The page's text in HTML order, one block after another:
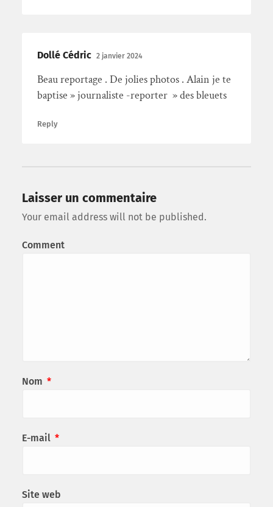
Dollé Cédric 2 janvier 2024
Beau reportage . De jolies photos . Alain je te
baptise » journaliste -reporter » des bleuets
Reply
Laisser un commentaire
Your email address will not be published.
Comment
Nom *
E-mail *
Site web